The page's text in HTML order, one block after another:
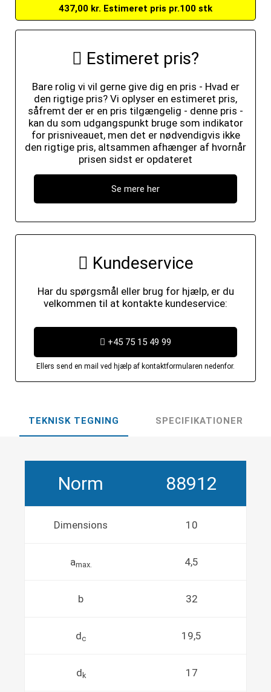
437,00 kr. Estimeret pris pr.100 stk
Estimeret pris?
Bare rolig vi vil gerne give dig en pris - Hvad er
den rigtige pris? Vi oplyser en estimeret pris,
såfremt der er en pris tilgængelig - denne pris -
kan du som udgangspunkt bruge som indikator
for prisniveauet, men det er nødvendigvis ikke
den rigtige pris, altsammen afhænger af hvornår
prisen sidst er opdateret
Se mere her
Kundeservice
Har du spørgsmål eller brug for hjælp, er du
velkommen til at kontakte kundeservice:
+45 75 15 49 99
Ellers send en mail ved hjælp af kontaktformularen nedenfor.
TEKNISK TEGNING SPECIFIKATIONER
Norm 88912
Dimensions 10
amax. 4,5
b 32
dc 19,5
d k 17